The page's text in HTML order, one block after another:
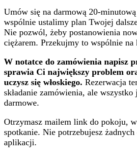
Umów się na darmową 20-
wspólnie ustalimy plan Twojej
Nie pozwól, żeby postanowienia
ciężarem. Przekujmy to wspólnie na
W notatce do zamówienia napisz
sprawia Ci największy problem
uczysz się włoskiego. Rezerwacja
składanie zamówienia, ale
darmowe.
Otrzymasz mailem link do pokoju,
spotkanie. Nie potrzebujesz
aplikacji.